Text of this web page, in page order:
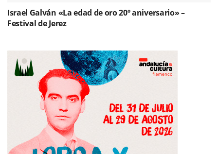
Israel Galván «La edad de oro 20º aniversario» –
Festival de Jerez